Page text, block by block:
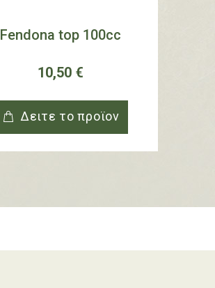
Fendona top 100cc
10,50 €
Δειτε το προϊoν